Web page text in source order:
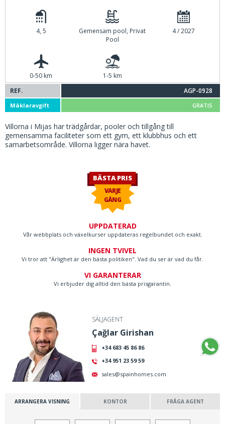
4, 5
Gemensam pool, Privat
Pool
4 / 2027
0-50 km
1-5 km
REF.
AGP-0928
Mäklaravgift GRATIS
Villorna i Mijas har trädgårdar, pooler och tillgång till
gemensamma faciliteter som ett gym, ett klubbhus och ett
samarbetsområde. Villorna ligger nära havet.
BÄSTA PRIS
VARJE
GÅNG
UPPDATERAD
Vår webbplats och växelkurser uppdateras regelbundet och exakt.
INGEN TVIVEL
Vi tror att "Ärlighet är den bästa politiken". Vad du ser är vad du får.
VI GARANTERAR
Vi erbjuder dig alltid den bästa prisgarantin.
SÄLJAGENT
Çağlar Girishan
+34 683 45 86 86
+34 951 23 59 59
sales@spainhomes.com
ARRANGERA VISNING KONTOR FRÅGA AGENT